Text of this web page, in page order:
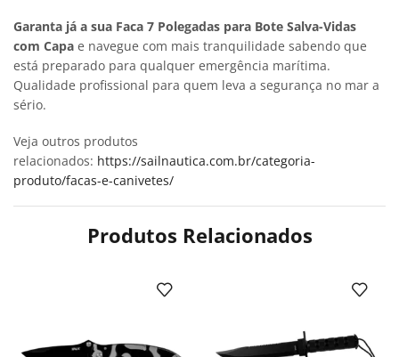
Garanta já a sua Faca 7 Polegadas para Bote Salva-Vidas
com Capa e navegue com mais tranquilidade sabendo que
está preparado para qualquer emergência marítima.
Qualidade profissional para quem leva a segurança no mar a
sério.
Veja outros produtos
relacionados: https://sailnautica.com.br/categoria-
produto/facas-e-canivetes/
Produtos Relacionados